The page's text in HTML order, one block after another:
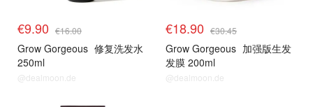
€9.90 €16.00
Grow Gorgeous 修复洗发水
250ml
@dealmoon.de
€18.90 €30.45
Grow Gorgeous 加强版生发
发膜 200ml
@dealmoon.de